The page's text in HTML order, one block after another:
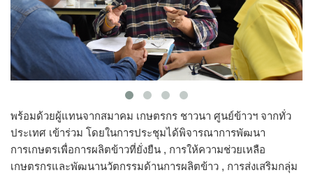
พร้อมด้วยผู้แทนจากสมาคม เกษตรกร ชาวนา ศูนย์ข้าวฯ จากทั่ว
ประเทศ เข้าร่วม โดยในการประชุมได้พิจารณาการพัฒนา​
การเกษตรเพื่อการผลิตข้าวที่ยั่งยืน , การให้ความช่วยเหลือ
เกษตรกรและพัฒนานวัตกรรมด้านการผลิตข้าว , การส่งเสริมกลุ่ม